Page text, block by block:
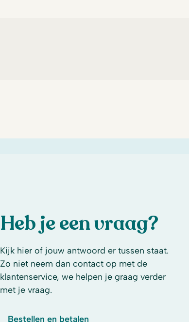
Heb je een vraag?
Kijk hier of jouw antwoord er tussen staat.
Zo niet neem dan contact op met de
klantenservice, we helpen je graag verder
met je vraag.
Bestellen en betalen